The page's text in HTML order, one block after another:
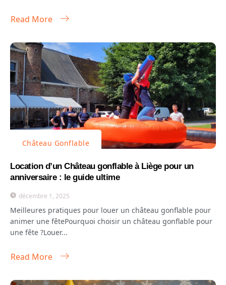
Read More
Château Gonflable
Location d’un Château gonflable à Liège pour un
anniversaire : le guide ultime
décembre 1, 2025
Meilleures pratiques pour louer un château gonflable pour
animer une fêtePourquoi choisir un château gonflable pour
une fête ?Louer...
Read More